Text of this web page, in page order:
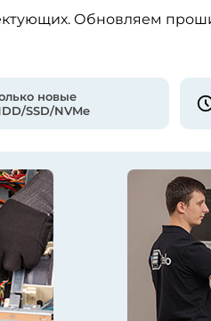
Обновляем
новые
SSD/NVMe